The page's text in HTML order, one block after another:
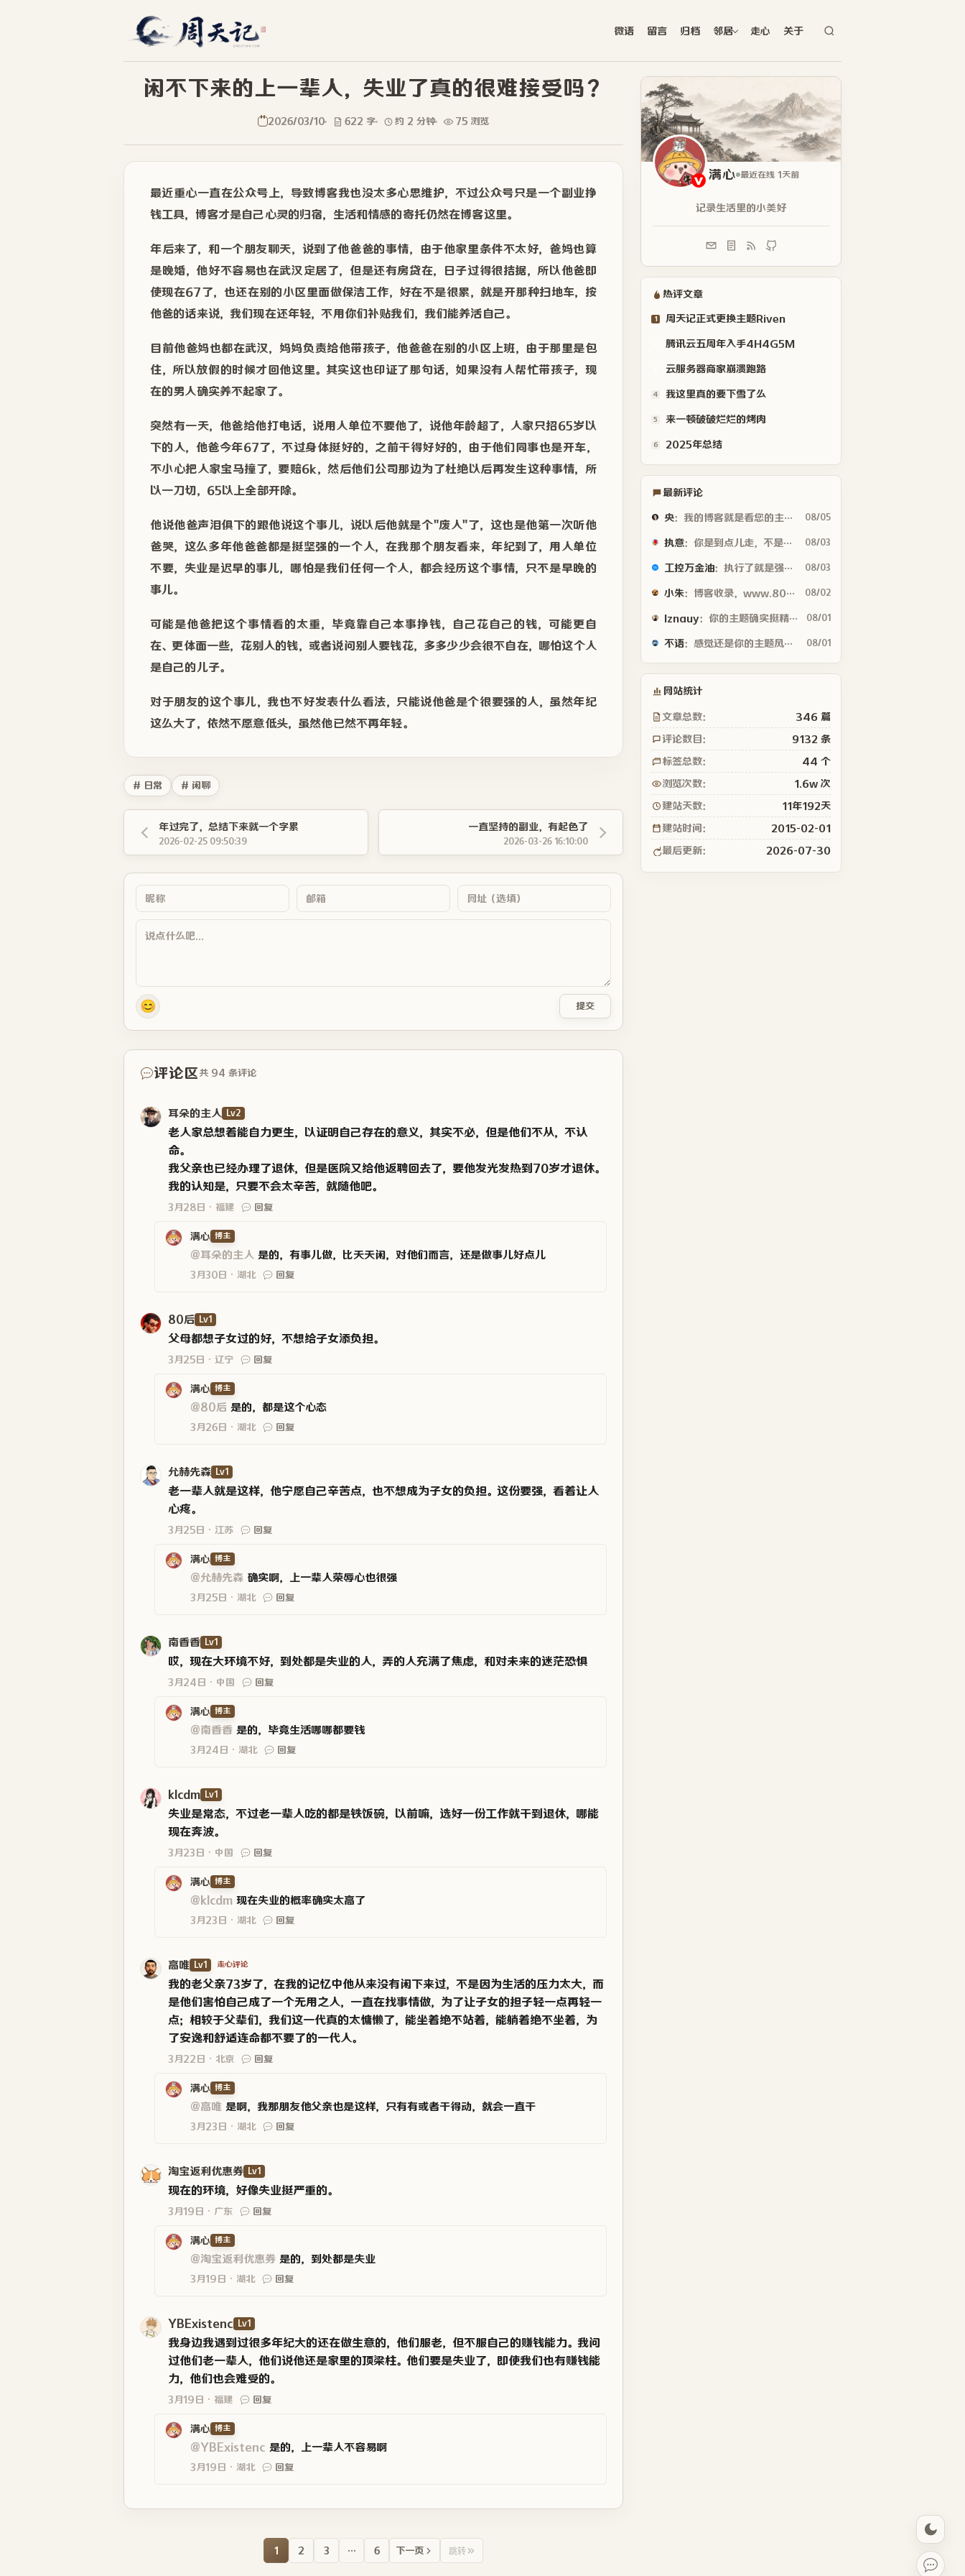
微语 留言 归档 邻居 走心 关于
闲不下来的上一辈人，失业了真的很难接受吗？
2026/03/10 622 字 约 2 分钟 75 浏览
最近重心一直在公众号上，导致博客我也没太多心思维护，不过公众号只是一个副业挣
钱工具，博客才是自己心灵的归宿，生活和情感的寄托仍然在博客这里。
年后来了，和一个朋友聊天，说到了他爸爸的事情，由于他家里条件不太好，爸妈也算
是晚婚，他好不容易也在武汉定居了，但是还有房贷在，日子过得很拮据，所以他爸即
使现在67了，也还在别的小区里面做保洁工作，好在不是很累，就是开那种扫地车，按
他爸的话来说，我们现在还年轻，不用你们补贴我们，我们能养活自己。
目前他爸妈也都在武汉，妈妈负责给他带孩子，他爸爸在别的小区上班，由于那里是包
住，所以放假的时候才回他这里。其实这也印证了那句话，如果没有人帮忙带孩子，现
在的男人确实养不起家了。
突然有一天，他爸给他打电话，说用人单位不要他了，说他年龄超了，人家只招65岁以
下的人，他爸今年67了，不过身体挺好的，之前干得好好的，由于他们同事也是开车，
不小心把人家宝马撞了，要赔6k，然后他们公司那边为了杜绝以后再发生这种事情，所
以一刀切，65以上全部开除。
他说他爸声泪俱下的跟他说这个事儿，说以后他就是个"废人"了，这也是他第一次听他
爸哭，这么多年他爸爸都是挺坚强的一个人，在我那个朋友看来，年纪到了，用人单位
不要，失业是迟早的事儿，哪怕是我们任何一个人，都会经历这个事情，只不是早晚的
事儿。
可能是他爸把这个事情看的太重，毕竟靠自己本事挣钱，自己花自己的钱，可能更自
在、更体面一些，花别人的钱，或者说问别人要钱花，多多少少会很不自在，哪怕这个人
是自己的儿子。
对于朋友的这个事儿，我也不好发表什么看法，只能说他爸是个很要强的人，虽然年纪
这么大了，依然不愿意低头，虽然他已然不再年轻。
# 日常 # 闲聊
年过完了，总结下来就一个字累
2026-02-25 09:50:39
一直坚持的副业，有起色了
2026-03-26 16:10:00
😊 提交
评论区 共 94 条评论
耳朵的主人 Lv2
老人家总想着能自力更生，以证明自己存在的意义，其实不必，但是他们不从，不认
命。
我父亲也已经办理了退休，但是医院又给他返聘回去了，要他发光发热到70岁才退休。
我的认知是，只要不会太辛苦，就随他吧。
3月28日 福建 回复
满心 博主
@耳朵的主人 是的，有事儿做，比天天闲，对他们而言，还是做事儿好点儿
3月30日 湖北 回复
80后 Lv1
父母都想子女过的好，不想给子女添负担。
3月25日 辽宁 回复
满心 博主
@80后 是的，都是这个心态
3月26日 湖北 回复
允赫先森 Lv1
老一辈人就是这样，他宁愿自己辛苦点，也不想成为子女的负担。这份要强，看着让人
心疼。
3月25日 江苏 回复
满心 博主
@允赫先森 确实啊，上一辈人荣辱心也很强
3月25日 湖北 回复
南香香 Lv1
哎，现在大环境不好，到处都是失业的人，弄的人充满了焦虑，和对未来的迷茫恐惧
3月24日 中国 回复
满心 博主
@南香香 是的，毕竟生活哪哪都要钱
3月24日 湖北 回复
klcdm Lv1
失业是常态，不过老一辈人吃的都是铁饭碗，以前嘛，选好一份工作就干到退休，哪能
现在奔波。
3月23日 中国 回复
满心 博主
@klcdm 现在失业的概率确实太高了
3月23日 湖北 回复
高唯 Lv1 走心评论
我的老父亲73岁了，在我的记忆中他从来没有闲下来过，不是因为生活的压力太大，而
是他们害怕自己成了一个无用之人，一直在找事情做，为了让子女的担子轻一点再轻一
点；相较于父辈们，我们这一代真的太慵懒了，能坐着绝不站着，能躺着绝不坐着，为
了安逸和舒适连命都不要了的一代人。
3月22日 北京 回复
满心 博主
@高唯 是啊，我那朋友他父亲也是这样，只有有或者干得动，就会一直干
3月23日 湖北 回复
淘宝返利优惠券 Lv1
现在的环境，好像失业挺严重的。
3月19日 广东 回复
满心 博主
@淘宝返利优惠券 是的，到处都是失业
3月19日 湖北 回复
YBExistenc Lv1
我身边我遇到过很多年纪大的还在做生意的，他们服老，但不服自己的赚钱能力。我问
过他们老一辈人，他们说他还是家里的顶梁柱。他们要是失业了，即使我们也有赚钱能
力，他们也会难受的。
3月19日 福建 回复
满心 博主
@YBExistenc 是的，上一辈人不容易啊
3月19日 湖北 回复
1 2 3 … 6 下一页 跳转
满心 最近在线 1天前
记录生活里的小美好
热评文章
1 周天记正式更换主题Riven
腾讯云五周年入手4H4G5M
云服务器商家崩溃跑路
4 我这里真的要下雪了么
5 来一顿破破烂烂的烤肉
6 2025年总结
最新评论
央：我的博客就是看您的主题魔改的。现在好多人用你这个AI做的，就否定别人... 08/05
执意：你是到点儿走，不是早走，怕啥 08/03
工控万金油：执行了就是强。但这个质量问题不应该由物业或是房产公司来处理吗😂 08/03
小朱：博客收录，www.80tz.cn😊 08/02
lznauy：你的主题确实挺精致的，一看就是花很多时间打磨的，现在都是用AI写代码... 08/01
不语：感觉还是你的主题风格好看 08/01
网站统计
文章总数： 346 篇
评论数目： 9132 条
标签总数： 44 个
浏览次数： 1.6w 次
建站天数： 11年192天
建站时间： 2015-02-01
最后更新： 2026-07-30